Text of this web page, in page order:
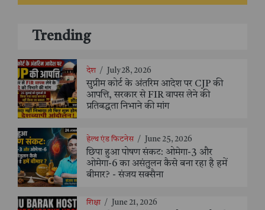
Trending
देश / July 28, 2026
सुप्रीम कोर्ट के अंतरिम आदेश पर CJP की
आपत्ति, सरकार से FIR वापस लेने की
प्रतिबद्धता निभाने की मांग
हेल्थ एंड फिटनेस / June 25, 2026
छिपा हुआ पोषण संकट: ओमेगा-3 और
ओमेगा-6 का असंतुलन कैसे बना रहा है हमें
बीमार? - संजय सक्सैना
शिक्षा / June 21, 2026